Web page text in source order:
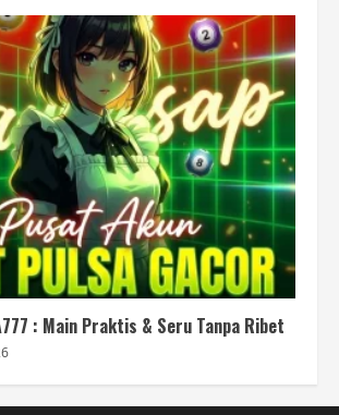
: Main Praktis & Seru Tanpa Ribet